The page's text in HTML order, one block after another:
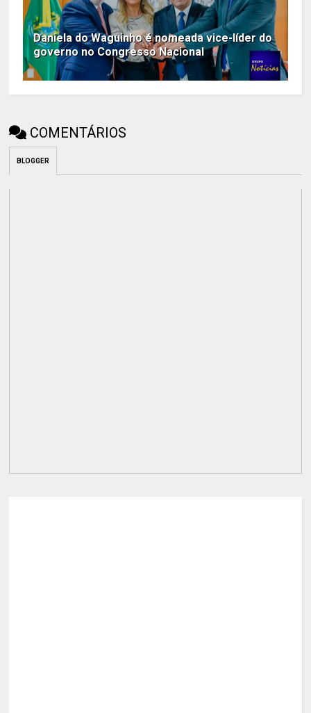
Daniela do Waguinho é nomeada vice-líder do
governo no Congresso Nacional
COMENTÁRIOS
BLOGGER